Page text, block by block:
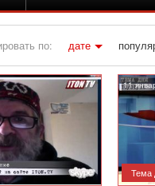
по: дате
» Материалы за 11.01.2016
11
Тема